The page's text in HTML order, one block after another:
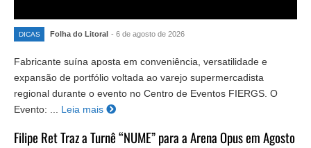
DICAS Folha do Litoral - 6 de agosto de 2026
Fabricante suína aposta em conveniência, versatilidade e
expansão de portfólio voltada ao varejo supermercadista
regional durante o evento no Centro de Eventos FIERGS. O
Evento: ... Leia mais
Filipe Ret Traz a Turnê “NUME” para a Arena Opus em Agosto